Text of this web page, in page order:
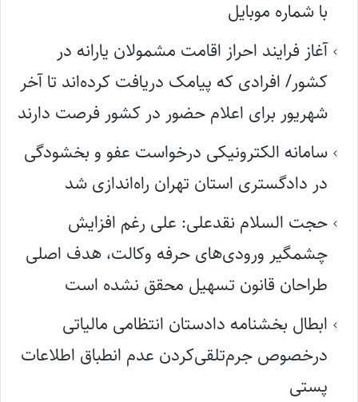
با شماره موبایل
آغاز فرایند احراز اقامت مشمولان یارانه در
کشور/ افرادی که پیامک دریافت کرده‌اند تا آخر
شهریور برای اعلام حضور در کشور فرصت دارند
سامانه الکترونیکی درخواست عفو و بخشودگی
در دادگستری استان تهران راه‌اندازی شد
حجت السلام نقدعلی: علی رغم افزایش
چشمگیر ورودی‌های حرفه وکالت، هدف اصلی
طراحان قانون تسهیل محقق نشده است
ابطال بخشنامه دادستان انتظامی مالیاتی
درخصوص جرم‌تلقی‌کردن عدم انطباق اطلاعات
پستی